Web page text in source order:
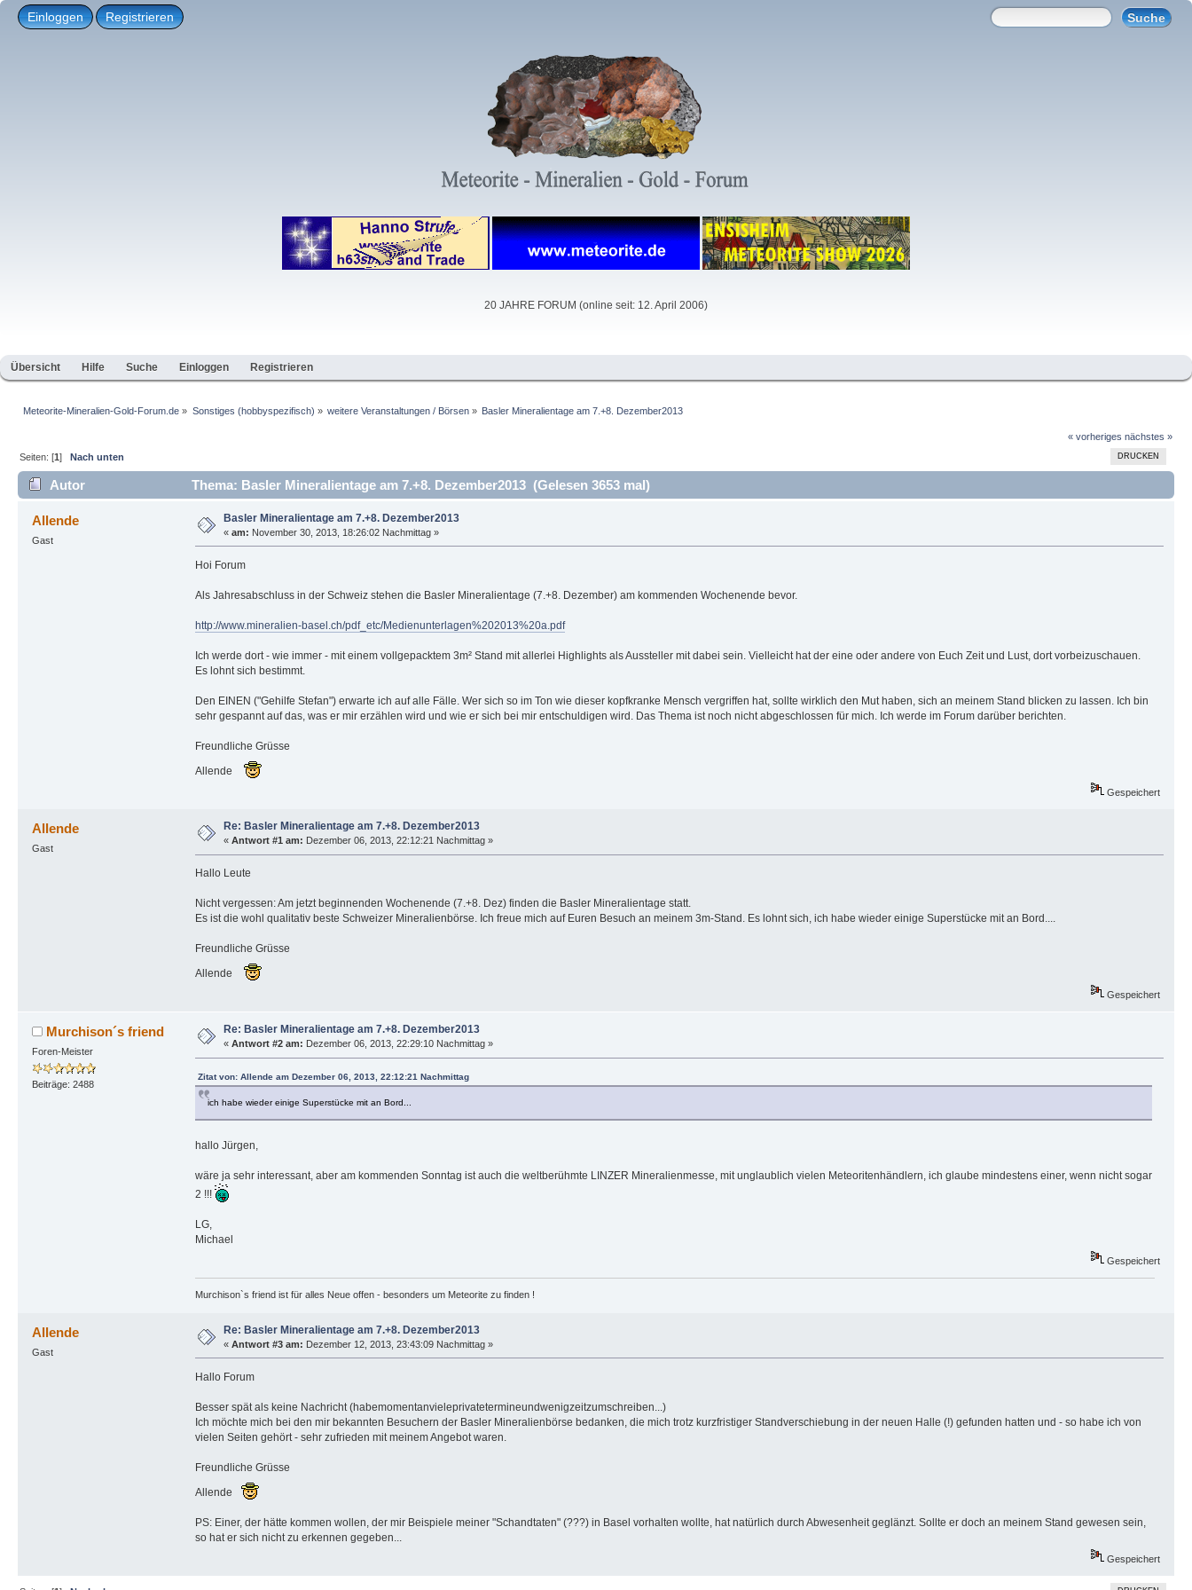
Einloggen Registrieren
20 JAHRE FORUM (online seit: 12. April 2006)
Übersicht Hilfe Suche Einloggen Registrieren
Meteorite-Mineralien-Gold-Forum.de » Sonstiges (hobbyspezifisch) » weitere Veranstaltungen / Börsen» Basler Mineralientage am 7.+8. Dezember2013
« vorheriges nächstes »
DRUCKEN
Seiten: [1]Nach unten
Autor Thema: Basler Mineralientage am 7.+8. Dezember2013 (Gelesen 3653 mal)
Allende
Gast
Basler Mineralientage am 7.+8. Dezember2013
« am: November 30, 2013, 18:26:02 Nachmittag »
Hoi Forum
Als Jahresabschluss in der Schweiz stehen die Basler Mineralientage (7.+8. Dezember) am kommenden Wochenende bevor.
http://www.mineralien-basel.ch/pdf_etc/Medienunterlagen%202013%20a.pdf
Ich werde dort - wie immer - mit einem vollgepacktem 3m² Stand mit allerlei Highlights als Aussteller mit dabei sein. Vielleicht hat der eine oder andere von Euch Zeit und Lust, dort vorbeizuschauen.
Es lohnt sich bestimmt.
Den EINEN ("Gehilfe Stefan") erwarte ich auf alle Fälle. Wer sich so im Ton wie dieser kopfkranke Mensch vergriffen hat, sollte wirklich den Mut haben, sich an meinem Stand blicken zu lassen. Ich bin
sehr gespannt auf das, was er mir erzählen wird und wie er sich bei mir entschuldigen wird. Das Thema ist noch nicht abgeschlossen für mich. Ich werde im Forum darüber berichten.
Freundliche Grüsse
Allende
Gespeichert
Allende
Gast
Re: Basler Mineralientage am 7.+8. Dezember2013
« Antwort #1 am: Dezember 06, 2013, 22:12:21 Nachmittag »
Hallo Leute
Nicht vergessen: Am jetzt beginnenden Wochenende (7.+8. Dez) finden die Basler Mineralientage statt.
Es ist die wohl qualitativ beste Schweizer Mineralienbörse. Ich freue mich auf Euren Besuch an meinem 3m-Stand. Es lohnt sich, ich habe wieder einige Superstücke mit an Bord....
Freundliche Grüsse
Allende
Gespeichert
Murchison´s friend
Foren-Meister
Beiträge: 2488
Re: Basler Mineralientage am 7.+8. Dezember2013
« Antwort #2 am: Dezember 06, 2013, 22:29:10 Nachmittag »
Zitat von: Allende am Dezember 06, 2013, 22:12:21 Nachmittag
ich habe wieder einige Superstücke mit an Bord...
hallo Jürgen,
wäre ja sehr interessant, aber am kommenden Sonntag ist auch die weltberühmte LINZER Mineralienmesse, mit unglaublich vielen Meteoritenhändlern, ich glaube mindestens einer, wenn nicht sogar
2 !!!
LG,
Michael
Gespeichert
Murchison`s friend ist für alles Neue offen - besonders um Meteorite zu finden !
Allende
Gast
Re: Basler Mineralientage am 7.+8. Dezember2013
« Antwort #3 am: Dezember 12, 2013, 23:43:09 Nachmittag »
Hallo Forum
Besser spät als keine Nachricht (habemomentanvieleprivatetermineundwenigzeitzumschreiben...)
Ich möchte mich bei den mir bekannten Besuchern der Basler Mineralienbörse bedanken, die mich trotz kurzfristiger Standverschiebung in der neuen Halle (!) gefunden hatten und - so habe ich von
vielen Seiten gehört - sehr zufrieden mit meinem Angebot waren.
Freundliche Grüsse
Allende
PS: Einer, der hätte kommen wollen, der mir Beispiele meiner "Schandtaten" (???) in Basel vorhalten wollte, hat natürlich durch Abwesenheit geglänzt. Sollte er doch an meinem Stand gewesen sein,
so hat er sich nicht zu erkennen gegeben...
Gespeichert